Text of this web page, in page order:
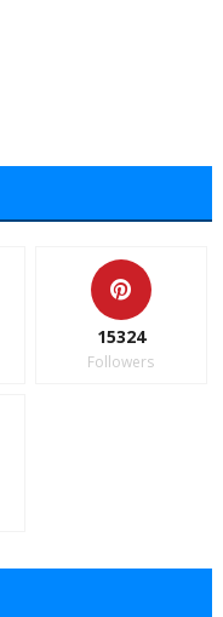
15324
Followers